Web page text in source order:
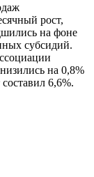
рост,
на фоне
субсидий.
на 0,8%
6,6%.